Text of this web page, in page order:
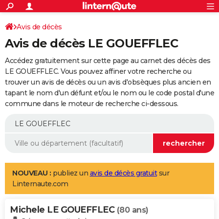
ACTUALITÉS
Politique
Société
Faits Divers
Education
Monde
Villes
+
SPORT
Coupe du monde 2026
Football
Tennis
Cyclisme
Rugby
Forum
Programme TV
TNTStreaming
Cinéma
Sorties cinéma
Musique
+FINANCE
Retraite
Epargne
Immobilier
Risques naturels par ville
Assurance
AUTO
Essais
Réserver un essai
Citadines
Berlines
SUV
Forum auto
+
Mobiles
Meilleur smartphone
Internet
Ordinateurs
Jeux vidéo
Guide high-tech
Aménagement intérieur
LIFESTYLE
Art de vivre
Bien-être
Loisirs
Mode
Modes de vie
Alimentation
Guide de la santé
Maladies
Médicaments
Sommeil
VOYAGE
Avis de décès
Avis de décès LE GOUEFFLEC
Accédez gratuitement sur cette page au carnet des décès des
LE GOUEFFLEC. Vous pouvez affiner votre recherche ou
trouver un avis de décès ou un avis d'obsèques plus ancien en
tapant le nom d'un défunt et/ou le nom ou le code postal d'une
commune dans le moteur de recherche ci-dessous.
NOUVEAU : publiez un avis de décès gratuitsur
Linternaute.com
Michele LE GOUEFFLEC (80 ans)